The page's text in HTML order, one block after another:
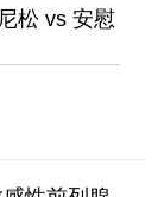
松 vs 安慰